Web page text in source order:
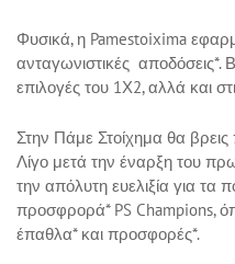
Φυσικά, η Pamestoixima
ανταγωνιστικές αποδόσεις*.
επιλογές του 1Χ2, αλλά και
Στην Πάμε Στοίχημα θα
Λίγο μετά την έναρξη του
την απόλυτη ευελιξία για τα
προσφρορά* PS Champions,
έπαθλα* και προσφορές*.